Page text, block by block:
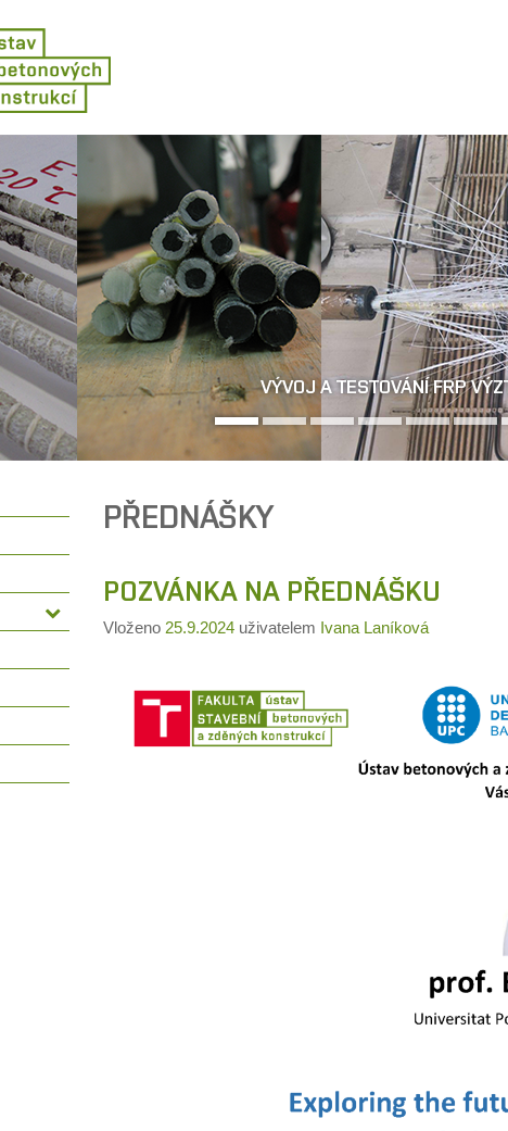
REKONSTRUKCE MOSTNÍCH
PŘEDNÁŠKY
POZVÁNKA NA PŘEDNÁŠKU
Vloženo 25.9.2024 uživatelem Ivana Laníková